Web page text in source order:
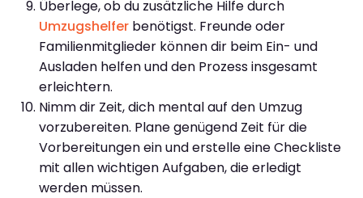
Überlege, ob du zusätzliche Hilfe durch
Umzugshelfer benötigst. Freunde oder
Familienmitglieder können dir beim Ein- und
Ausladen helfen und den Prozess insgesamt
erleichtern.
Nimm dir Zeit, dich mental auf den Umzug
vorzubereiten. Plane genügend Zeit für die
Vorbereitungen ein und erstelle eine Checkliste
mit allen wichtigen Aufgaben, die erledigt
werden müssen.